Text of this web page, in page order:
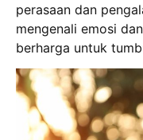
perasaan dan
mengenali emosi
berharga untuk